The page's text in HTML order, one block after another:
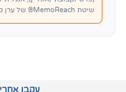
שיטת MemoReach® של ערן כץ....
עקבו